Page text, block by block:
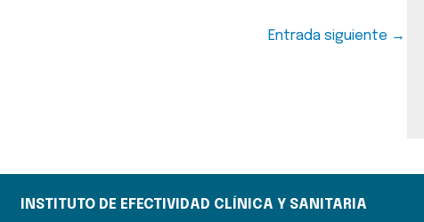
Entrada siguiente →
INSTITUTO DE EFECTIVIDAD CLÍNICA Y SANITARIA